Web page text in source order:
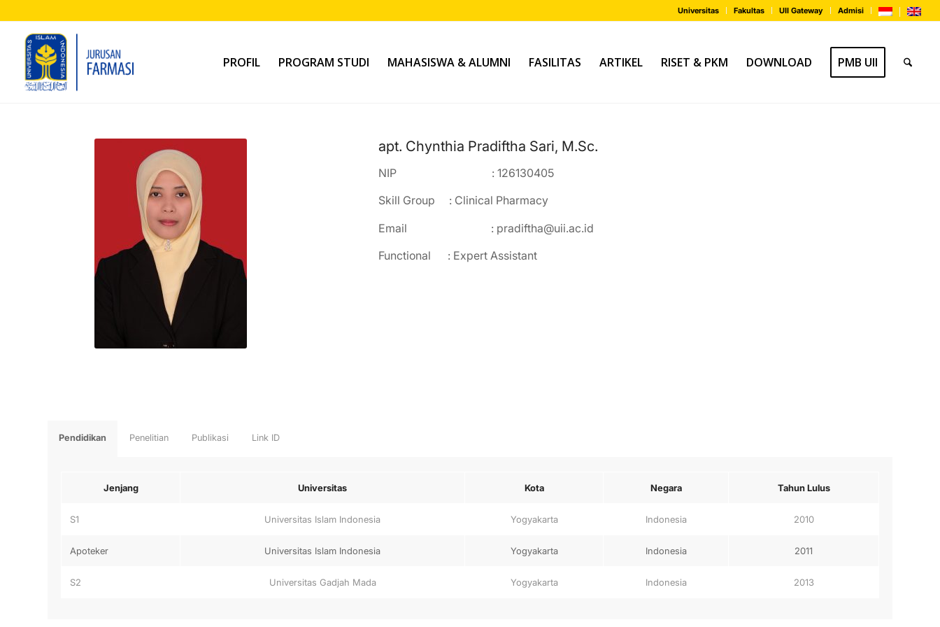
Universitas Fakultas UII Gateway Admisi
PROFIL PROGRAM STUDI MAHASISWA & ALUMNI FASILITAS ARTIKEL RISET & PKM DOWNLOAD PMB UII
apt. Chynthia Pradiftha Sari, M.Sc.
NIP : 126130405
Skill Group : Clinical Pharmacy
Email : pradiftha@uii.ac.id
Functional : Expert Assistant
Pendidikan Penelitian Publikasi Link ID
Jenjang Universitas Kota Negara Tahun Lulus
S1 Universitas Islam Indonesia Yogyakarta Indonesia 2010
Apoteker Universitas Islam Indonesia Yogyakarta Indonesia 2011
S2 Universitas Gadjah Mada Yogyakarta Indonesia 2013